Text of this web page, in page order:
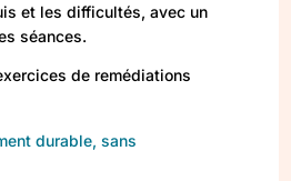
et les difficultés, avec un
séances.
de remédiations
durable, sans